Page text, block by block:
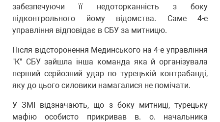
забезпечуючи її недоторканність з боку
підконтрольного йому відомства. Саме 4-е
управління відповідає в СБУ за митницю.
Після відсторонення Мединського на 4-е управління
"К" СБУ зайшла інша команда яка й організувала
перший серйозний удар по турецькій контрабанді,
яку до цього силовики намагалися не помічати.
У ЗМІ відзначають, що з боку митниці, турецьку
мафію особисто прикривав в. о. начальника